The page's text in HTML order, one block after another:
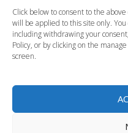
Click below to consent to the
will be applied to this site only.
including withdrawing your
Policy, or by clicking on the
screen.
Leggi anche:
per bambini, ecco